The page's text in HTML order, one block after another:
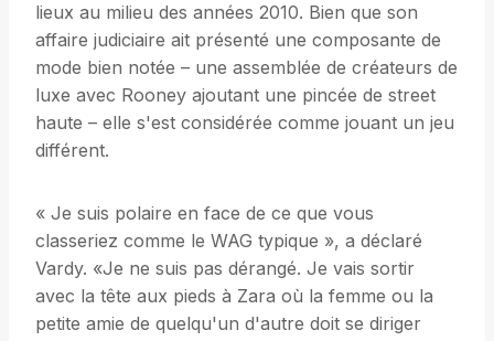
lieux au milieu des années 2010. Bien que son
affaire judiciaire ait présenté une composante de
mode bien notée – une assemblée de créateurs de
luxe avec Rooney ajoutant une pincée de street
haute – elle s'est considérée comme jouant un jeu
différent.
« Je suis polaire en face de ce que vous
classeriez comme le WAG typique », a déclaré
Vardy. «Je ne suis pas dérangé. Je vais sortir
avec la tête aux pieds à Zara où la femme ou la
petite amie de quelqu'un d'autre doit se diriger